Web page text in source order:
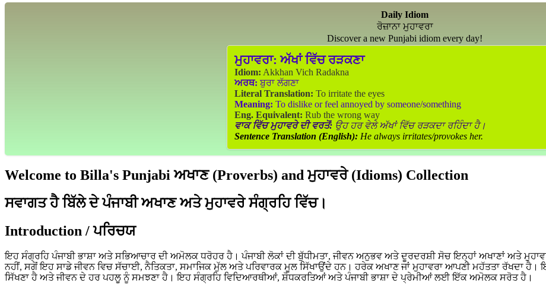
Daily Idiom
ਰੋਜ਼ਾਨਾ ਮੁਹਾਵਰਾ
Discover a new Punjabi idiom every day!
ਮੁਹਾਵਰਾ: ਅੱਖਾਂ ਵਿੱਚ ਰੜਕਣਾ
Idiom: Akkhan Vich Radakna
ਅਰਥ: ਬੁਰਾ ਲੱਗਣਾ
Literal Translation: To irritate the eyes
Meaning: To dislike or feel annoyed by someone/something
Eng. Equivalent: Rub the wrong way
ਵਾਕ ਵਿੱਚ ਮੁਹਾਵਰੇ ਦੀ ਵਰਤੋਂ: ਉਹ ਹਰ ਵੇਲੇ ਅੱਖਾਂ ਵਿੱਚ ਰੜਕਦਾ ਰਹਿੰਦਾ ਹੈ।
Sentence Translation (English): He always irritates/provokes her.
Welcome to Billa's Punjabi ਅਖਾਣ (Proverbs) and ਮੁਹਾਵਰੇ (Idioms) Collection
ਸਵਾਗਤ ਹੈ ਬਿੱਲੇ ਦੇ ਪੰਜਾਬੀ ਅਖਾਣ ਅਤੇ ਮੁਹਾਵਰੇ ਸੰਗ੍ਰਹਿ ਵਿੱਚ।
Introduction / ਪਰਿਚਯ
ਇਹ ਸੰਗ੍ਰਹਿ ਪੰਜਾਬੀ ਭਾਸ਼ਾ ਅਤੇ ਸਭਿਆਚਾਰ ਦੀ ਅਮੋਲਕ ਧਰੋਹਰ ਹੈ। ਪੰਜਾਬੀ ਲੋਕਾਂ ਦੀ ਬੁੱਧੀਮਤਾ, ਜੀਵਨ ਅਨੁਭਵ ਅਤੇ ਦੂਰਦਰਸ਼ੀ ਸੋਚ ਇਨ੍ਹਾਂ ਅਖਾਣਾਂ ਅਤੇ
ਨਹੀਂ, ਸਗੋਂ ਇਹ ਸਾਡੇ ਜੀਵਨ ਵਿਚ ਸੱਚਾਈ, ਨੈਤਿਕਤਾ, ਸਮਾਜਿਕ ਮੁੱਲ ਅਤੇ ਪਰਿਵਾਰਕ ਮੂਲ ਸਿੱਖਾਉਂਦੇ ਹਨ। ਹਰੇਕ ਅਖਾਣ ਜਾਂ ਮੁਹਾਵਰਾ ਆਪਣੀ ਮਹੱਤਤਾ ਰੱਖਦਾ ਹੈ।
ਸਿੱਖਣਾ ਹੈ ਅਤੇ ਜੀਵਨ ਦੇ ਹਰ ਪਹਲੂ ਨੂੰ ਸਮਝਣਾ ਹੈ। ਇਹ ਸੰਗ੍ਰਹਿ ਵਿਦਿਆਰਥੀਆਂ, ਸ਼ੋਧਕਰਤਿਆਂ ਅਤੇ ਪੰਜਾਬੀ ਭਾਸ਼ਾ ਦੇ ਪ੍ਰੇਮੀਆਂ ਲਈ ਇੱਕ ਅਮੋਲਕ ਸਰੋਤ ਹੈ।